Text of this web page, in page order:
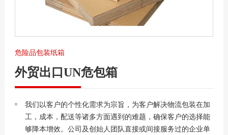
危险品包装纸箱
外贸出口UN危包箱
我们以客户的个性化需求为宗旨，为客户解决物流包装在加
工，成本，配送等诸多方面遇到的难题，确保客户的选择能
够降本增效。公司及创始人团队直接或间接服务过的企业单